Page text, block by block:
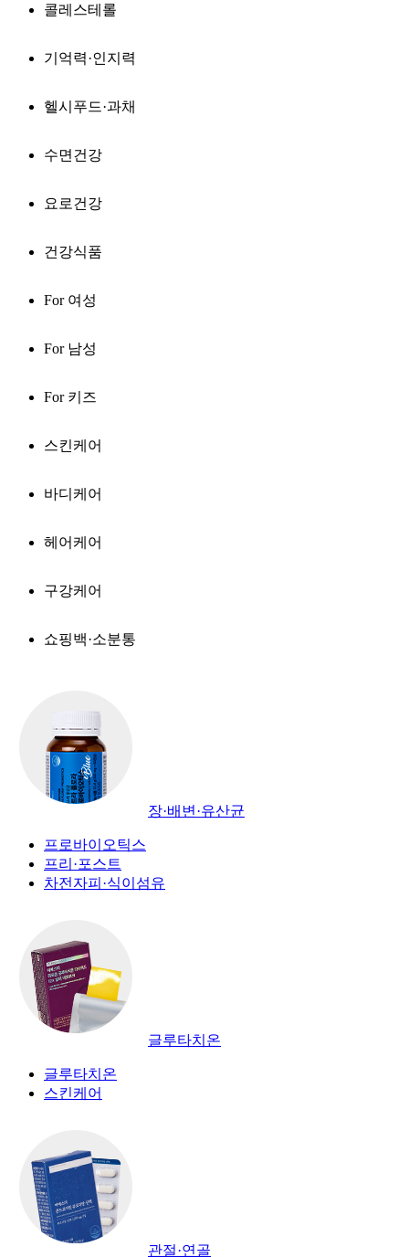
콜레스테롤
기억력·인지력
헬시푸드·과채
수면건강
요로건강
건강식품
For 여성
For 남성
For 키즈
스킨케어
바디케어
헤어케어
구강케어
쇼핑백·소분통
장·배변·유산균
프로바이오틱스
프리·포스트
차전자피·식이섬유
글루타치온
글루타치온
스킨케어
관절·연골